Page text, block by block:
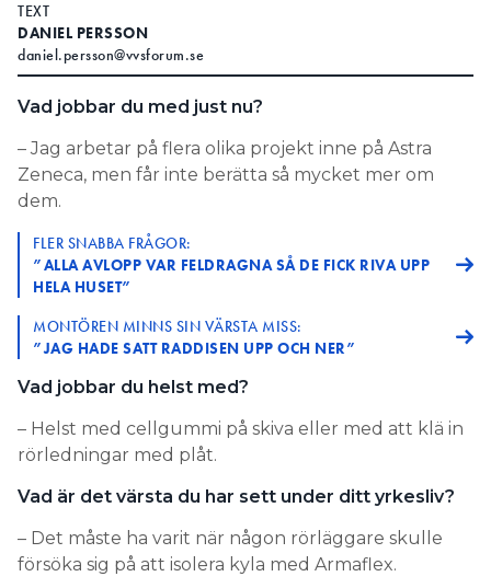
TEXT
DANIEL PERSSON
daniel.persson@vvsforum.se
Vad jobbar du med just nu?
– Jag arbetar på flera olika projekt inne på Astra
Zeneca, men får inte berätta så mycket mer om
dem.
FLER SNABBA FRÅGOR:
”ALLA AVLOPP VAR FELDRAGNA SÅ DE FICK RIVA UPP
HELA HUSET”
MONTÖREN MINNS SIN VÄRSTA MISS:
”JAG HADE SATT RADDISEN UPP OCH NER”
Vad jobbar du helst med?
– Helst med cellgummi på skiva eller med att klä in
rörledningar med plåt.
Vad är det värsta du har sett under ditt yrkesliv?
– Det måste ha varit när någon rörläggare skulle
försöka sig på att isolera kyla med Armaflex.